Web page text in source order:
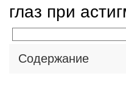
глаз при
Содержание